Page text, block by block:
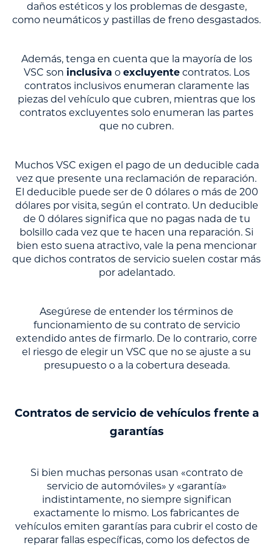
daños estéticos y los problemas de desgaste,
como neumáticos y pastillas de freno desgastados.
Además, tenga en cuenta que la mayoría de los
VSC son inclusiva o excluyentecontratos. Los
contratos inclusivos enumeran claramente las
piezas del vehículo que cubren, mientras que los
contratos excluyentes solo enumeran las partes
que no cubren.
Muchos VSC exigen el pago de un deducible cada
vez que presente una reclamación de reparación.
El deducible puede ser de 0 dólares o más de 200
dólares por visita, según el contrato. Un deducible
de 0 dólares significa que no pagas nada de tu
bolsillo cada vez que te hacen una reparación. Si
bien esto suena atractivo, vale la pena mencionar
que dichos contratos de servicio suelen costar más
por adelantado.
Asegúrese de entender los términos de
funcionamiento de su contrato de servicio
extendido antes de firmarlo. De lo contrario, corre
el riesgo de elegir un VSC que no se ajuste a su
presupuesto o a la cobertura deseada.
Contratos de servicio de vehículos frente a
garantías
Si bien muchas personas usan «contrato de
servicio de automóviles» y «garantía»
indistintamente, no siempre significan
exactamente lo mismo. Los fabricantes de
vehículos emiten garantías para cubrir el costo de
reparar fallas específicas, como los defectos de